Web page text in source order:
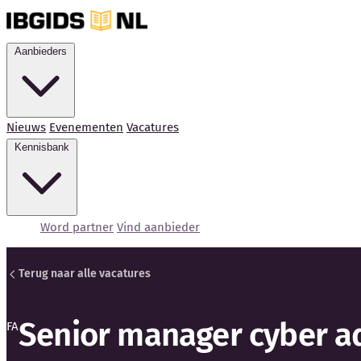
Nieuws Evenementen Vacatures
Word partner Vind aanbieder
Terug naar alle vacatures
FASenior manager cyber